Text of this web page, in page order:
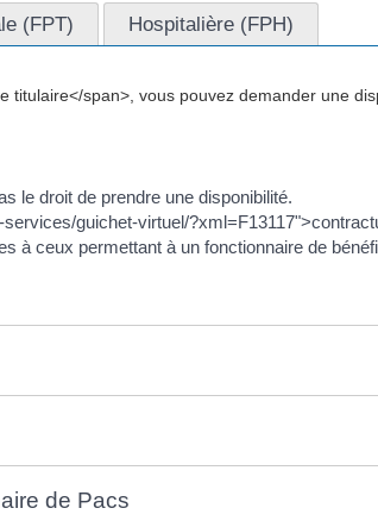
(FPT) Hospitalière (FPH)
titulaire</span>, vous pouvez demander une
le droit de prendre une disponibilité.
guichet-virtuel/
à ceux permettant à un fonctionnaire de
de Pacs